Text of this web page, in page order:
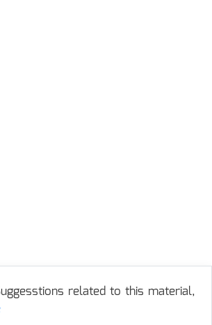
related to this material,